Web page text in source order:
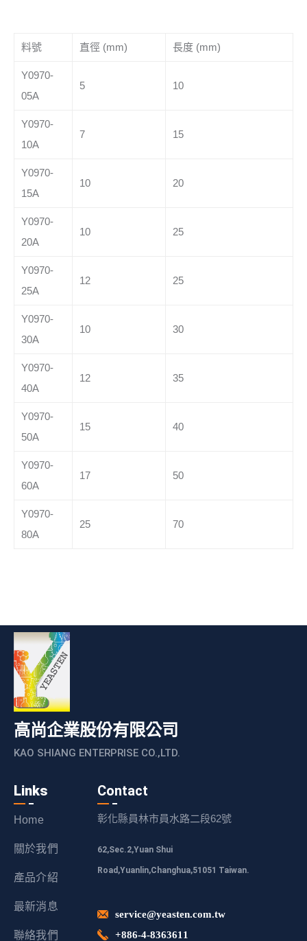
料號 直徑 (mm) 長度 (mm)
Y0970-
05A
5 10
Y0970-
10A
7 15
Y0970-
15A
10 20
Y0970-
20A
10 25
Y0970-
25A
12 25
Y0970-
30A
10 30
Y0970-
40A
12 35
Y0970-
50A
15 40
Y0970-
60A
17 50
Y0970-
80A
25 70
高尚企業股份有限公司
KAO SHIANG ENTERPRISE CO.,LTD.
Links
Home
關於我們
產品介紹
最新消息
聯絡我們
Contact
彰化縣員林市員水路二段62號
62,Sec.2,Yuan Shui
Road,Yuanlin,Changhua,51051 Taiwan.
service@yeasten.com.tw
+886-4-8363611